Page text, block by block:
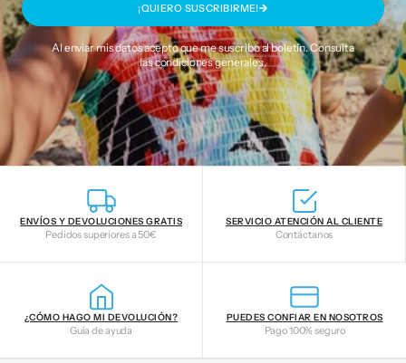
¡QUIERO SUSCRIBIRME!
Al enviar mis datos acepto que me suscribo al boletín. Consulta
lascondiciones generales.
ENVÍOS Y DEVOLUCIONES GRATIS
Pedidos superiores a 50€
SERVICIO ATENCIÓN AL CLIENTE
Contáctanos
¿CÓMO HAGO MI DEVOLUCIÓN?
Guía de ayuda
PUEDES CONFIAR EN NOSOTROS
Pago 100% seguro